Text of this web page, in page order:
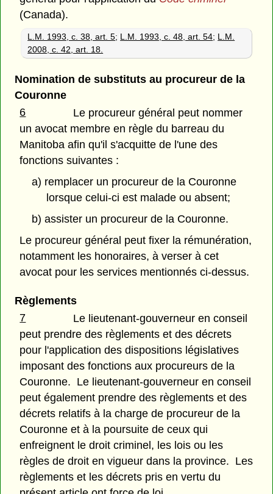
(Canada).
L.M. 1993, c. 38, art. 5; L.M. 1993, c. 48, art. 54; L.M.
2008, c. 42, art. 18.
Nomination de substituts au procureur de la
Couronne
6
Le procureur général peut nommer
un avocat membre en règle du barreau du
Manitoba afin qu'il s'acquitte de l'une des
fonctions suivantes :
a) remplacer un procureur de la Couronne
lorsque celui-ci est malade ou absent;
b) assister un procureur de la Couronne.
Le procureur général peut fixer la rémunération,
notamment les honoraires, à verser à cet
avocat pour les services mentionnés ci-dessus.
Règlements
7
Le lieutenant-gouverneur en conseil
peut prendre des règlements et des décrets
pour l'application des dispositions législatives
imposant des fonctions aux procureurs de la
Couronne. Le lieutenant-gouverneur en conseil
peut également prendre des règlements et des
décrets relatifs à la charge de procureur de la
Couronne et à la poursuite de ceux qui
enfreignent le droit criminel, les lois ou les
règles de droit en vigueur dans la province. Les
règlements et les décrets pris en vertu du